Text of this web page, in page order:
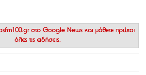
στο Google News και μάθετε πρώτοι
όλες τις ειδήσεις.